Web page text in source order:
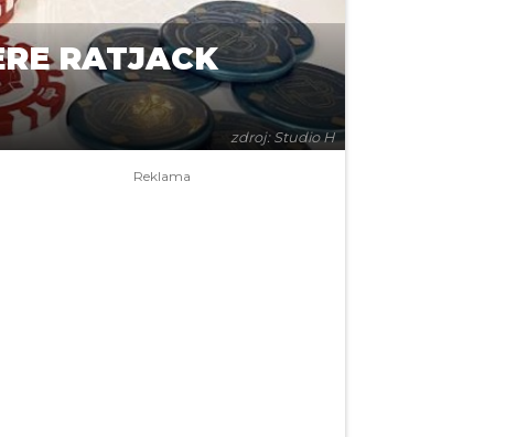
zdroj: Studio H
RATJACK